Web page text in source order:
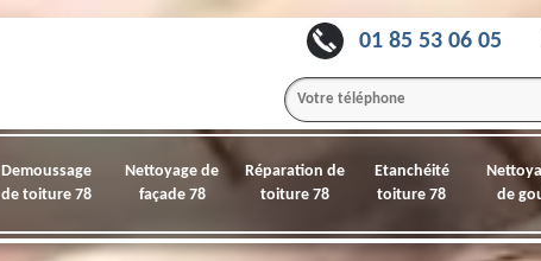
01 85 53 06 05
Demoussage
de toiture 78
Nettoyage de
façade 78
Réparation de
toiture 78
Etanchéité
toiture 78
de